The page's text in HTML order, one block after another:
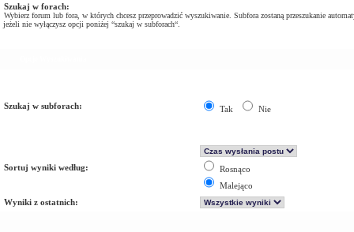
Szukaj w forach:
Wybierz forum lub fora, w których chcesz przeprowadzić wyszukiwanie. Subfora zostaną przeszukanie
jeżeli nie wyłączysz opcji poniżej “szukaj w subforach“.
Szukaj w subforach: Tak Nie
Sortuj wyniki według:
Rosnąco
Malejąco
Wyniki z ostatnich: